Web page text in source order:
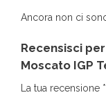
Ancora non ci
Recensisci
Moscato IGP
La tua recensione *